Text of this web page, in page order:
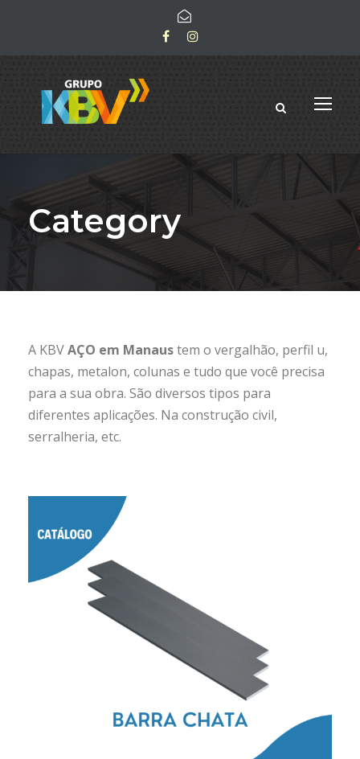
Category
A KBVAÇO em Manaustem o vergalhão, perfil u,
chapas, metalon, colunas e tudo que você precisa
para a sua obra. São diversos tipos para
diferentes aplicações. Na construção civil,
serralheria, etc.